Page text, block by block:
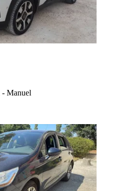
- Manuel